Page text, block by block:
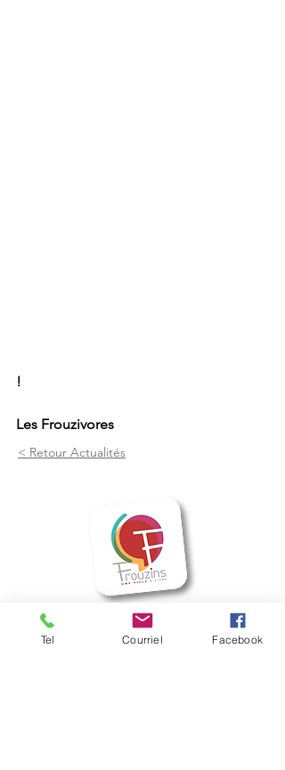
!
Les Frouzivores
< Retour Actualités
Mairie de Frouzins
Tel Courriel Facebook